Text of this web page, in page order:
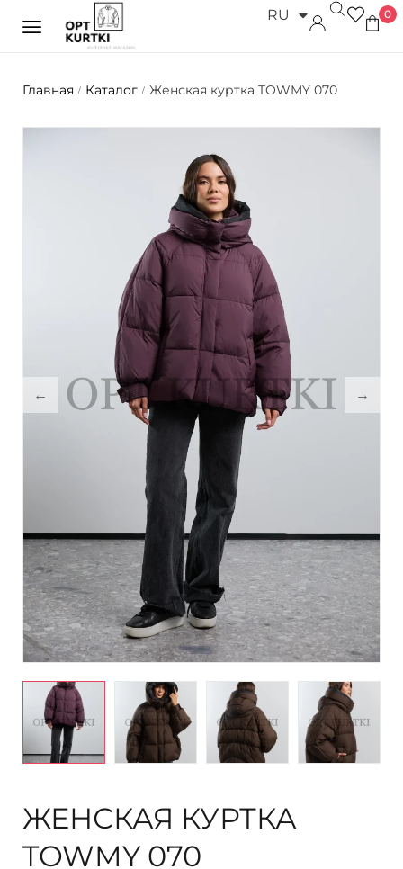
RU
UK 0
Главная / Каталог / Женская куртка TOWMY 070
ЖЕНСКАЯ КУРТКА
TOWMY 070